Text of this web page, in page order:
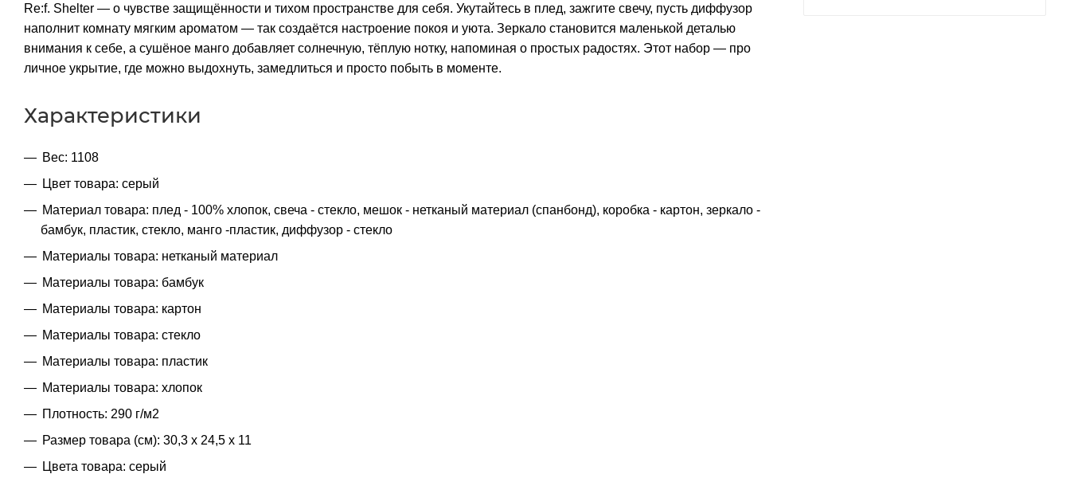
Re:f. Shelter — о чувстве защищённости и тихом пространстве для себя. Укутайтесь в плед, зажгите свечу, пусть диффузор
наполнит комнату мягким ароматом — так создаётся настроение покоя и уюта. Зеркало становится маленькой деталью
внимания к себе, а сушёное манго добавляет солнечную, тёплую нотку, напоминая о простых радостях. Этот набор — про
личное укрытие, где можно выдохнуть, замедлиться и просто побыть в моменте.
Характеристики
Вес: 1108
Цвет товара: серый
Материал товара: плед - 100% хлопок, свеча - стекло, мешок - нетканый материал (спанбонд), коробка - картон, зеркало -
бамбук, пластик, стекло, манго -пластик, диффузор - стекло
Материалы товара: нетканый материал
Материалы товара: бамбук
Материалы товара: картон
Материалы товара: стекло
Материалы товара: пластик
Материалы товара: хлопок
Плотность: 290 г/м2
Размер товара (см): 30,3 х 24,5 х 11
Цвета товара: серый